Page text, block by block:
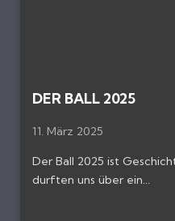
DER BALL 2025
11. März 2025
Der Ball 2025 ist
durften uns über ein...